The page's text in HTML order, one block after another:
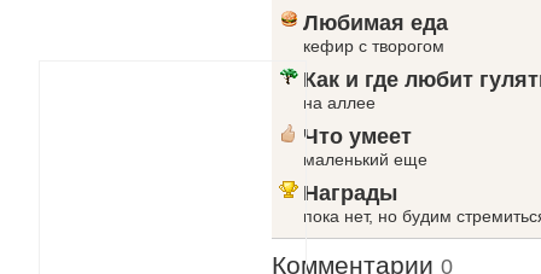
Любимая еда
кефир с творогом
Как и где любит
на аллее
Что умеет
маленький еще
Награды
пока нет, но будим
Комментарии 0